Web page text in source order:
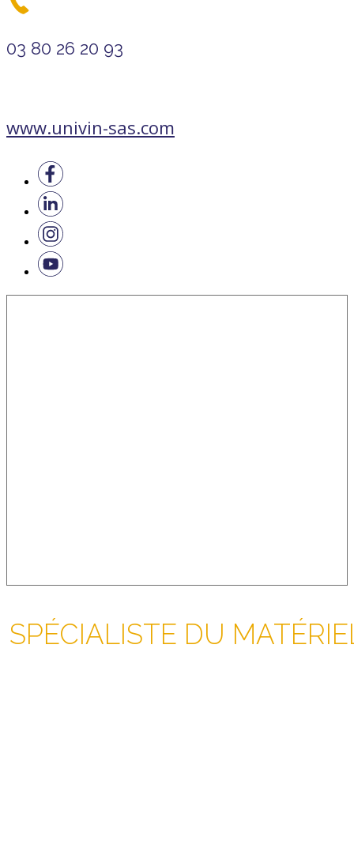
03 80 26 20 93
www.univin-sas.com
SPÉCIALISTE DU